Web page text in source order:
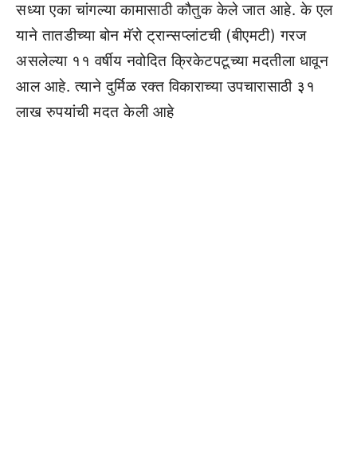
सध्या एका चांगल्या कामासाठी कौतुक केले जात आहे. के एल
याने तातडीच्या बोन मॅरो ट्रान्सप्लांटची (बीएमटी) गरज
असलेल्या ११ वर्षीय नवोदित क्रिकेटपटूच्या मदतीला धावून
आल आहे. त्याने दुर्मिळ रक्त विकाराच्या उपचारासाठी ३१
लाख रुपयांची मदत केली आहे